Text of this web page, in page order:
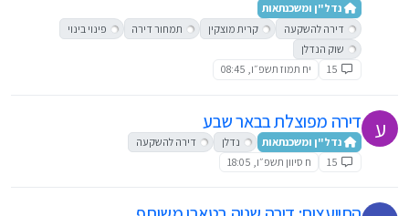
נדל"ן ומשכנתאות
דירה להשקעה
קרית מוצקין תמחור דירה
פינוי בינוי
שוק הנדלן
15
יח תמוז תשפ״ו, 08:45
ע דירה מפוצלת בבאר שבע
נדל"ן ומשכנתאות נדלן
דירה להשקעה
15
ח סיוון תשפ״ו, 18:05